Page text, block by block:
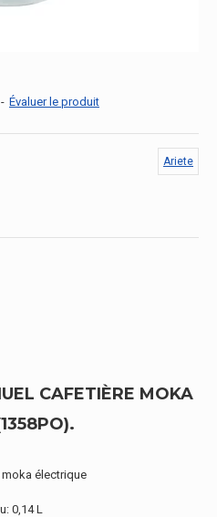
- Évaluer le produit
Ariete
CAFETIÈRE MOKA
électrique
0,14 L